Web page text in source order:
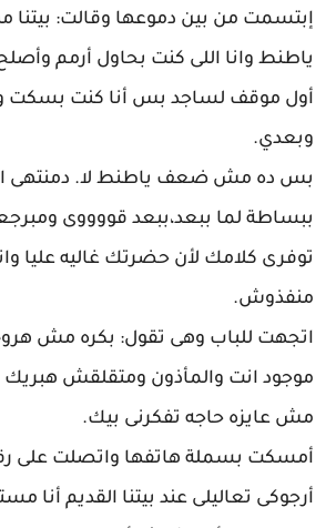
إبتسمت من بين دموعها وقالت: بيتنا
ياطنط وانا اللى كنت بحاول أرمم
أول موقف لساجد بس أنا كنت بسكت
وبعدي.
بس ده مش ضعف ياطنط لا. دمنتهى
ببساطة لما ببعد،ببعد قووووى
توفرى كلامك لأن حضرتك غاليه عليا
منفذوش.
اتجهت للباب وهى تقول: بكره مش
موجود انت والمأذون ومتقلقش هبريك
مش عايزه حاجه تفكرنى بيك.
أمسكت بسملة هاتفها واتصلت على
أرجوكى تعاليلى عند بيتنا القديم أنا